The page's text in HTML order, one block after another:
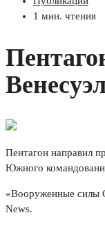
1 мин. чтения
Пентагон направил
Южного
«Вооруженные силы
News.